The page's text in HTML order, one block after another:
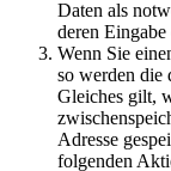
Daten als
deren
Wenn Sie
so werden die
Gleiches gilt,
Adresse
folgenden